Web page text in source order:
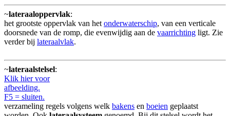
~lateraaloppervlak:
het grootste oppervlak van het onderwaterschip, van een verticale
doorsnede van de romp, die evenwijdig aan de vaarrichting ligt. Zie
verder bij lateraalvlak.
~lateraalstelsel:
Klik hier voor
afbeelding.
F5 = sluiten.
verzameling regels volgens welk bakens en boeien geplaatst